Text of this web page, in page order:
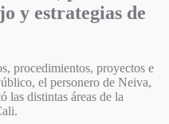
y estrategias de
procedimientos, proyectos e
el personero de Neiva,
las distintas áreas de la